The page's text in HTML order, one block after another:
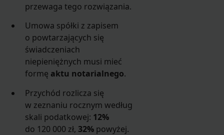
przewaga tego rozwiązania.
Umowa spółki z zapisem
o powtarzających się
świadczeniach
niepieniężnych musi mieć
formę aktu notarialnego.
Przychód rozlicza się
w zeznaniu rocznym według
skali podatkowej: 12%
do 120 000 zł, 32% powyżej.